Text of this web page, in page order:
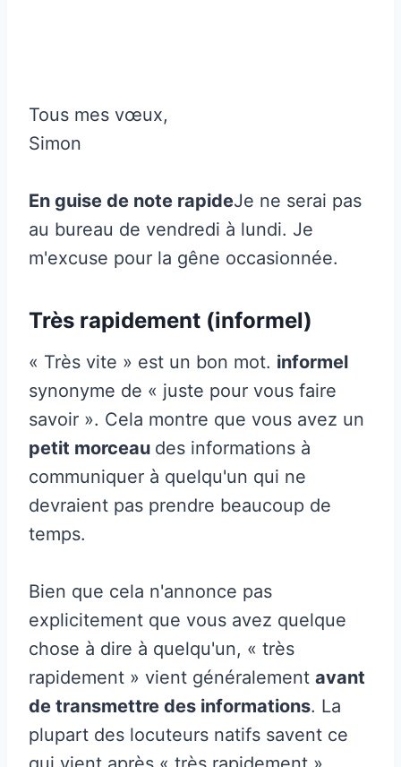
Tous mes vœux,
Simon
En guise de note rapideJe ne serai pas
au bureau de vendredi à lundi. Je
m'excuse pour la gêne occasionnée.
Très rapidement (informel)
« Très vite » est un bon mot. informel
synonyme de « juste pour vous faire
savoir ». Cela montre que vous avez un
petit morceau des informations à
communiquer à quelqu'un qui ne
devraient pas prendre beaucoup de
temps.
Bien que cela n'annonce pas
explicitement que vous avez quelque
chose à dire à quelqu'un, « très
rapidement » vient généralement avant
de transmettre des informations. La
plupart des locuteurs natifs savent ce